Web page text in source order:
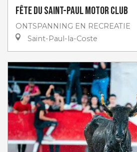
Fête du Saint-Paul Motor club
ONTSPANNING EN RECREATIE
Saint-Paul-la-Coste